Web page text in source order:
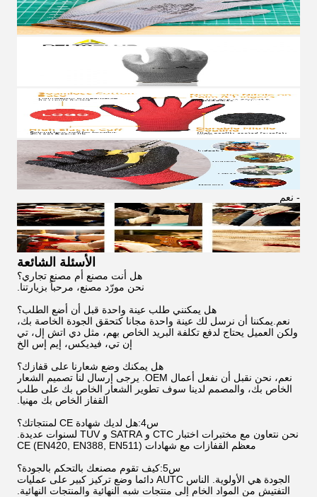
- نعم
الأسئلة الشائعة
هل أنت مصنع أم مصنع تجاري؟
نحن مورّد مصنع، مرحباً بزيارتنا.
هل يمكنني طلب عينة واحدة قبل أن أضع الطلب؟
نعم.يمكننا أن نرسل لك عينة واحدة مجانا كتحقق الجودة الخاصة بك،
ولكن العميل يحتاج لدفع تكلفة البريد الخاص بهم، مثل دي اتش إل، تي
إن تي، فيديكس، إيم إس الخ
هل يمكنك وضع شعارنا على قفازك؟
نعم، نحن نقبل أن نفعل أعمال OEM. يرجى إرسال لنا تصميم الشعار
الخاص بك، والمصمم لدينا سوف تطوير الشعار الخاص بك على طلب
القفاز الخاص بك مهنيا.
س4:هل لديك شهادة CE لمنتجاتك؟
نحن نتعاون مع مختبرات اختبار CTC و SATRA و TUV لسنوات عديدة.
معظم القفازات مع شهادات CE (EN420, EN388, EN511)
س5:كيف تقوم مصنعك بالتحكم بالجودة؟
الجودة هي الأولوية. الناس AUTC دائما وضع تركيز كبير على عمليات
التفتيش من المواد الخام إلى منتجات شبه النهائية والمنتجات النهائية.